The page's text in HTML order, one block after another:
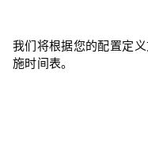
我们将根据您的配置定
施时间表。